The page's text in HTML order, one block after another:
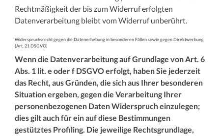
Rechtmäßigkeit der bis zum Widerruf erfolgten
Datenverarbeitung bleibt vom Widerruf unberührt.
Widerspruchsrecht gegen die Datenerhebung in besonderen Fällen sowie gegen Direktwerbung
(Art. 21 DSGVO)
Wenn die Datenverarbeitung auf Grundlage von Art. 6
Abs. 1 lit. e oder f DSGVO erfolgt, haben Sie jederzeit
das Recht, aus Gründen, die sich aus Ihrer besonderen
Situation ergeben, gegen die Verarbeitung Ihrer
personenbezogenen Daten Widerspruch einzulegen;
dies gilt auch für ein auf diese Bestimmungen
gestütztes Profiling. Die jeweilige Rechtsgrundlage,